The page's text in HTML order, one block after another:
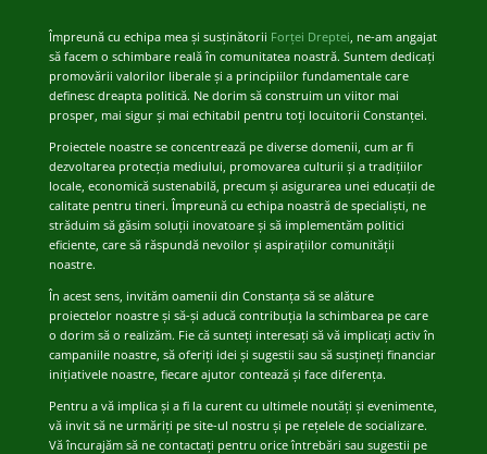
Împreună cu echipa mea și susținătorii Forței Dreptei , ne-am angajat
să facem o schimbare reală în comunitatea noastră. Suntem dedicați
promovării valorilor liberale și a principiilor fundamentale care
definesc dreapta politică. Ne dorim să construim un viitor mai
prosper, mai sigur și mai echitabil pentru toți locuitorii Constanței.
Proiectele noastre se concentrează pe diverse domenii, cum ar fi
dezvoltarea protecția mediului, promovarea culturii și a tradițiilor
locale, economică sustenabilă, precum și asigurarea unei educații de
calitate pentru tineri. Împreună cu echipa noastră de specialiști, ne
străduim să găsim soluții inovatoare și să implementăm politici
eficiente, care să răspundă nevoilor și aspirațiilor comunității
noastre.
În acest sens, invităm oamenii din Constanța să se alăture
proiectelor noastre și să-și aducă contribuția la schimbarea pe care
o dorim să o realizăm. Fie că sunteți interesați să vă implicați activ în
campaniile noastre, să oferiți idei și sugestii sau să susțineți financiar
inițiativele noastre, fiecare ajutor contează și face diferența.
Pentru a vă implica și a fi la curent cu ultimele noutăți și evenimente,
vă invit să ne urmăriți pe site-ul nostru și pe rețelele de socializare.
Vă încurajăm să ne contactați pentru orice întrebări sau sugestii pe